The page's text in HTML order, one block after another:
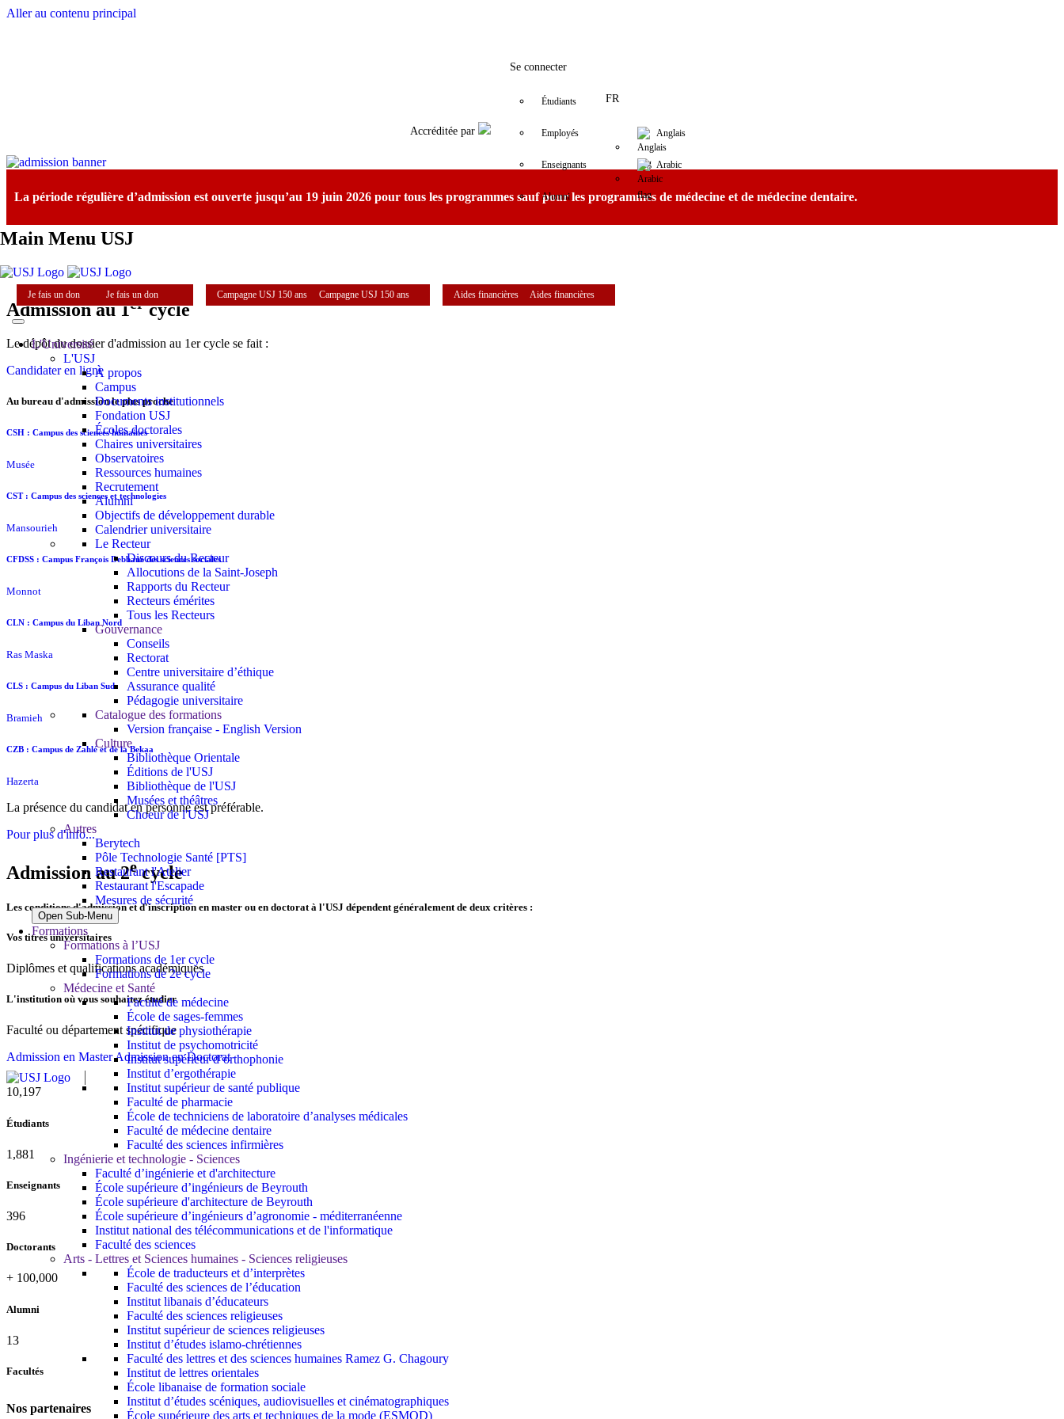
Aller au contenu principal
Accréditée par
Se connecter
Étudiants
Employés
Enseignants
Alumni
FR
Anglais
Arabic
Main Menu USJ
Je fais un don Je fais un don Campagne USJ 150 ans Campagne USJ 150 ans Aides financières Aides financières
L'Université
L'USJ
À propos
Campus
Documents institutionnels
Fondation USJ
Écoles doctorales
Chaires universitaires
Observatoires
Ressources humaines
Recrutement
Alumni
Objectifs de développement durable
Calendrier universitaire
Le Recteur
Discours du Recteur
Allocutions de la Saint-Joseph
Rapports du Recteur
Recteurs émérites
Tous les Recteurs
Gouvernance
Conseils
Rectorat
Centre universitaire d’éthique
Assurance qualité
Pédagogie universitaire
Catalogue des formations
Version française - English Version
Culture
Bibliothèque Orientale
Éditions de l'USJ
Bibliothèque de l'USJ
Musées et théâtres
Choeur de l'USJ
Autres
Berytech
Pôle Technologie Santé [PTS]
Restaurant l'Atelier
Restaurant l'Escapade
Mesures de sécurité
Open Sub-Menu
Formations
Formations à l’USJ
Formations de 1er cycle
Formations de 2e cycle
Médecine et Santé
Faculté de médecine
École de sages-femmes
Institut de physiothérapie
Institut de psychomotricité
Institut supérieur d’orthophonie
Institut d’ergothérapie
Institut supérieur de santé publique
Faculté de pharmacie
École de techniciens de laboratoire d’analyses médicales
Faculté de médecine dentaire
Faculté des sciences infirmières
Ingénierie et technologie - Sciences
Faculté d’ingénierie et d'architecture
École supérieure d’ingénieurs de Beyrouth
École supérieure d'architecture de Beyrouth
École supérieure d’ingénieurs d’agronomie - méditerranéenne
Institut national des télécommunications et de l'informatique
Faculté des sciences
Arts - Lettres et Sciences humaines - Sciences religieuses
École de traducteurs et d’interprètes
Faculté des sciences de l’éducation
Institut libanais d’éducateurs
Faculté des sciences religieuses
Institut supérieur de sciences religieuses
Institut d’études islamo-chrétiennes
Faculté des lettres et des sciences humaines Ramez G. Chagoury
Institut de lettres orientales
École libanaise de formation sociale
Institut d’études scéniques, audiovisuelles et cinématographiques
École supérieure des arts et techniques de la mode (ESMOD)
La période régulière d’admission est ouverte jusqu’au 19 juin 2026 pour tous les programmes sauf pour les programmes de médecine et de médecine dentaire.
Admission au 1ercycle
Le dépôt du dossier d'admission au 1er cycle se fait :
Candidater en ligne
Au bureau d'admission le plus proche
CSH : Campus des sciences humaines
Musée
CST : Campus des sciences et technologies
Mansourieh
CFDSS : Campus François Debbané des sciences sociales
Monnot
CLN : Campus du Liban Nord
Ras Maska
CLS : Campus du Liban Sud
Bramieh
CZB : Campus de Zahlé et de la Bekaa
Hazerta
La présence du candidat en personne est préférable.
Pour plus d'info...
Admission au 2ecycle
Les conditions d'admission et d'inscription en master ou en doctorat à l'USJ dépendent généralement de deux critères :
Vos titres universitaires
Diplômes et qualifications académiques
L'institution où vous souhaitez étudier
Faculté ou département spécifique
Admission en MasterAdmission en Doctorat
11,727
Étudiants
2,142
Enseignants
437
Doctorants
+ 100,000
Alumni
13
Facultés
Nos partenaires